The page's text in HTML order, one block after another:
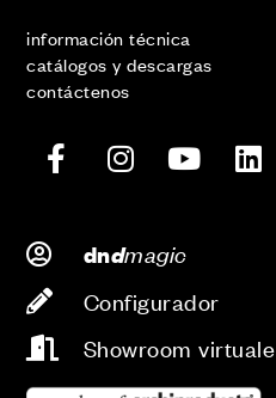
información técnica
catálogos y descargas
contáctenos
dndmagic
Configurador
Showroom virtuale